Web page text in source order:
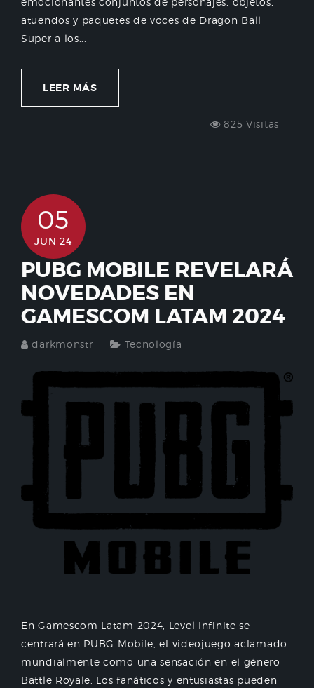
atuendos y paquetes de voces de Dragon Ball
Super a los...
LEER MÁS
825 Visitas
05
JUN 24
PUBG MOBILE REVELARÁ
NOVEDADES EN
GAMESCOM LATAM 2024
darkmonstr Tecnología
En Gamescom Latam 2024, Level Infinite se
centrará en PUBG Mobile, el videojuego aclamado
mundialmente como una sensación en el género
Battle Royale. Los fanáticos y entusiastas pueden